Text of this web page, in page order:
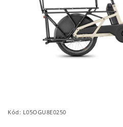
Kód: L05OGU8E0250